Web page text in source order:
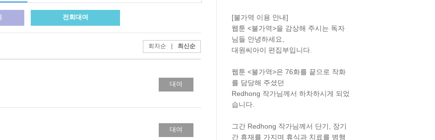
전회대여
회차순 최신순
대여
대여
형이기에 강은 산에게서 멀어지려 하
지만
끝내 황명을 거역할 수 없어 대신 산을
속이기로 결심한다.
이 잊고 있는 것은 무엇인가…!
거부할 수 없는 거대한 운명의 굴레 앞
에 다시금 맞물리는 두 사람의 생!!
원작 : 소설 <불가역> 무공진
[불가역 이용 안내]
웹툰 <불가역>을 감상해 주시는 독자
님들 안녕하세요,
대원씨아이 편집부입니다.
웹툰 <불가역>은 76화를 끝으로 작화
를 담당해 주셨던
Redhong 작가님께서 하차하시게 되었
습니다.
그간 Redhong 작가님께서 단기, 장기
간 휴재를 가지며 휴식과 치료를 병행